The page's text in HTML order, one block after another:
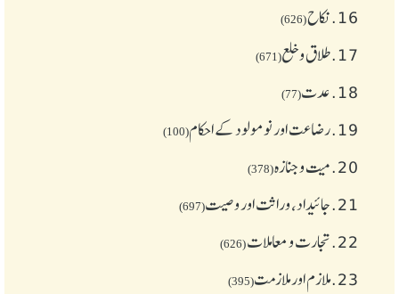
16. نکاح(626)
17. طلاق و خلع(671)
18. عدت(77)
19. رضاعت اور نومولود کے احکام(100)
20. میت و جنازہ(378)
21. جائیداد، وراثت اور وصیت(697)
22. تجارت و معاملات(626)
23. ملازم اور ملازمت(395)